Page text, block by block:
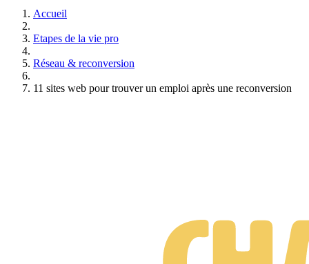
Accueil
Etapes de la vie pro
Réseau & reconversion
11 sites web pour trouver un emploi après une reconversion